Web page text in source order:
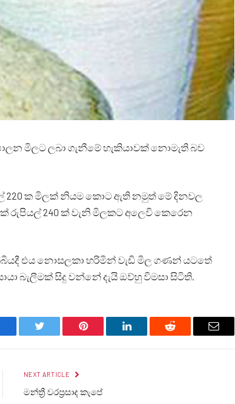
මිලට ලබා ගැනීමේ හැකියාවක් නොමැති බව
220 ක මිලක් නියම කොට ඇති නමුත් මේ දිනවල
රුපියල් 240 ක් වැනි මිලකට අලෙවි කෙරෙන
එය නොසලකා හරිමින් වැඩි මිල ගණන් යටතේ
බැලීමක් සිදු වන්නේ දැයි ඔව්හු විමසා සිටිති.
Twitter Pinterest LinkedIn Reddit Email
NEXT ARTICLE
මන්ත්‍රී වරප්‍රසාද කැපේ